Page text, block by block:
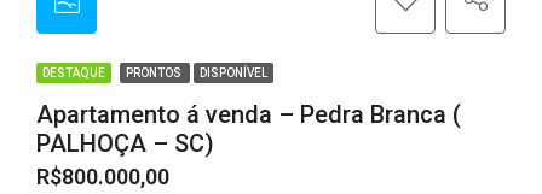
DESTAQUE PRONTOS DISPONÍVEL
Apartamento á venda – Pedra Branca (
PALHOÇA – SC)
R$800.000,00